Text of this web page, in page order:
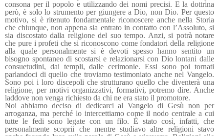
consona per il popolo e utilizzando dei nomi precisi. E la dottrina
però, è solo lo strumento per giungere a Dio, non Dio. Per questo
motivo, si è ritenuto fondamentale riconoscere anche nella Storia
che chiunque, non appena sia entrato in contatto con l’Assoluto, si
sia discostato dalla religione del suo tempo. Anzi, si potrà notare
che pure i profeti che si riconoscono come fondatori della religione
alla quale personalmente si è devoti spesso hanno sentito un
bisogno spontaneo di scostarsi e relazionarsi con Dio lontani dalle
consuetudini, dai templi, dalle cerimonie. Essi sono poi tornati
parlandoci di quello che troviamo testimoniato anche nel Vangelo.
Sono poi i loro discepoli che strutturano quello che diventerà una
religione, per motivi organizzativi, formativi, potremo dire. Anche
laddove non venga richiesto da chi ne era stato il promotore.
Noi abbiamo deciso di dedicarci al Vangelo di Gesù non per
arroganza, ma perché lo intercettiamo come il nodo centrale a cui
tutte le fedi sono legate con un filo. È stato così, infatti, che
personalmente scoprii che mentre studiavo altre religioni stavo